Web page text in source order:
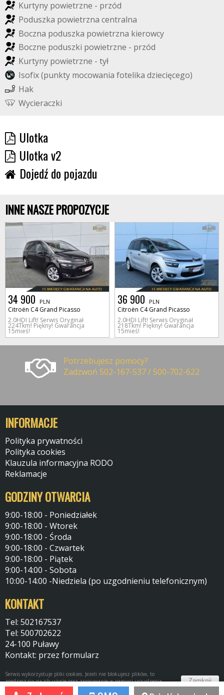
Kurtyny powietrzne - przód
Poduszka powietrzna centralna
Boczna poduszka powietrzna kierowcy
Boczne poduszki powietrzne - przód
Kurtyny powietrzne - tył
Isofix(punkty mocowania fotelika dziecięcego)
Hak
Wycieraczki
Ulotka
Ulotka v2
Dojedź do pojazdu
INNE NASZE PROPOZYCJE
34 900 PLN
Citroën C4 Grand Picasso
2.0HDI Lift! Serwis Oryginał
224Tkm! Piękny! Gwarancja
15mieś!
36 900 PLN
Citroën C4 Grand Picasso
2.0HDI Lift! Serwis Oryginał
218Tkm! Piękny! Gwarancja
15mieś!
Potrzebujesz pomocy?
Zadzwoń 502-167-537 / 500-702-622
INFORMACJE
Polityka prywatności
Polityka cookies
Klauzula informacyjna RODO
Reklamacje
GODZINY OTWARCIA
9:00-18:00 - Poniedziałek
9:00-18:00 - Wtorek
9:00-18:00 - Środa
9:00-18:00 - Czwartek
9:00-18:00 - Piątek
9:00-14:00 - Sobota
10:00-14:00 -Niedziela (po uzgodnieniu telefonicznym)
KONTAKT
Tel: 502167537
Tel: 500702622
24-100 Puławy
Kontakt: przez formularz
Serwis wykorzystuje pliki cookies. Jeżeli nie blokujesz plików, to
zgadzasz się na ich użycie oraz zapisywanie w pamięci urządzenia.
Więcej informacji wpolityce prywatności
Zamknij